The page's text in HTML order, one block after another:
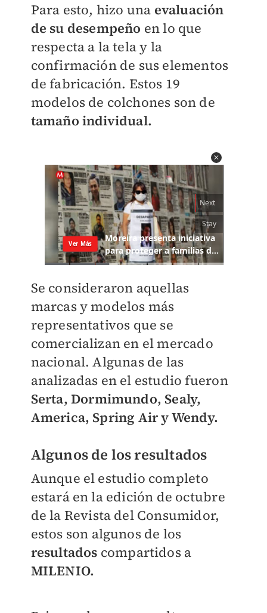
Para esto, hizo una evaluación
de su desempeño en lo que
respecta a la tela y la
confirmación de sus elementos
de fabricación. Estos 19
modelos de colchones son de
tamaño individual.
Se consideraron aquellas
marcas y modelos más
representativos que se
comercializan en el mercado
nacional. Algunas de las
analizadas en el estudio fueron
Serta, Dormimundo, Sealy,
America, Spring Air y Wendy.
Algunos de los resultados
Aunque el estudio completo
estará en la edición de octubre
de la Revista del Consumidor,
estos son algunos de los
resultados compartidos a
MILENIO.